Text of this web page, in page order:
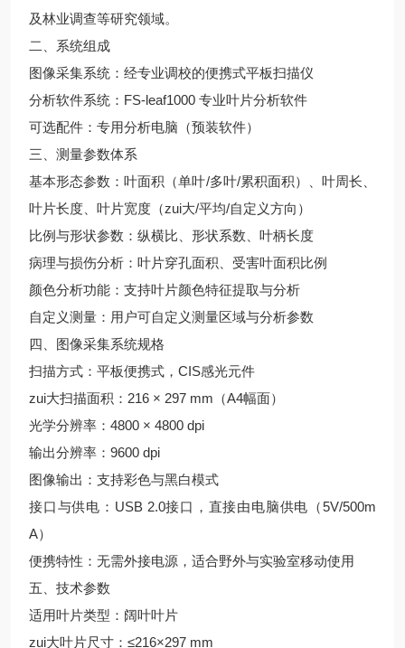
及林业调查等研究领域。
二、系统组成
图像采集系统：经专业调校的便携式平板扫描仪
分析软件系统：FS-leaf1000 专业叶片分析软件
可选配件：专用分析电脑（预装软件）
三、测量参数体系
基本形态参数：叶面积（单叶/多叶/累积面积）、叶周长、
叶片长度、叶片宽度（zui大/平均/自定义方向）
比例与形状参数：纵横比、形状系数、叶柄长度
病理与损伤分析：叶片穿孔面积、受害叶面积比例
颜色分析功能：支持叶片颜色特征提取与分析
自定义测量：用户可自定义测量区域与分析参数
四、图像采集系统规格
扫描方式：平板便携式，CIS感光元件
zui大扫描面积：216 × 297 mm（A4幅面）
光学分辨率：4800 × 4800 dpi
输出分辨率：9600 dpi
图像输出：支持彩色与黑白模式
接口与供电：USB 2.0接口，直接由电脑供电（5V/500m
A）
便携特性：无需外接电源，适合野外与实验室移动使用
五、技术参数
适用叶片类型：阔叶叶片
zui大叶片尺寸：≤216×297 mm